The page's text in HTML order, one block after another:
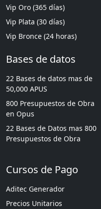
Vip Oro (365 días)
Vip Plata (30 días)
Vip Bronce (24 horas)
Bases de datos
22 Bases de datos mas de
50,000 APUS
800 Presupuestos de Obra
en Opus
22 Bases de Datos mas 800
Presupuestos de Obra
Cursos de Pago
Aditec Generador
Precios Unitarios